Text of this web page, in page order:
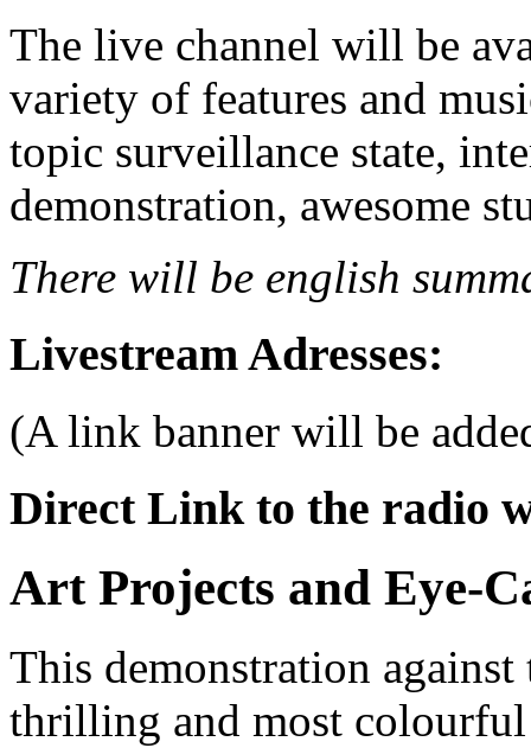
The live channel will be
variety of features and
topic surveillance state,
demonstration, awesome
There will be english
Livestream Adresses:
(A link banner will be
Direct Link to the radio
Art Projects and Eye-
This demonstration
thrilling and most